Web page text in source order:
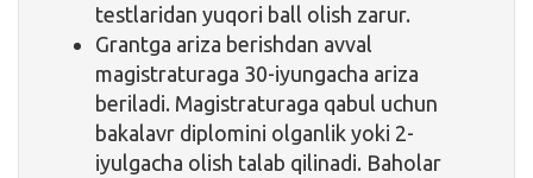
testlaridan yuqori ball olish zarur.
Grantga ariza berishdan avval
magistraturaga 30-iyungacha ariza
beriladi. Magistraturaga qabul uchun
bakalavr diplomini olganlik yoki 2-
iyulgacha olish talab qilinadi. Baholar